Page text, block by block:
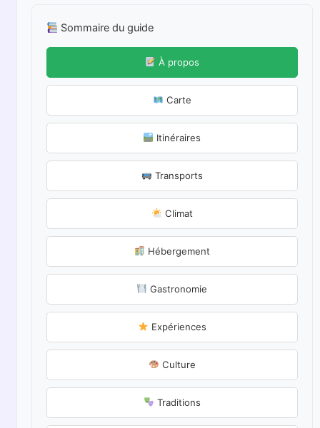
Sommaire du guide
À propos
Carte
Itinéraires
Transports
Climat
Hébergement
Gastronomie
Expériences
Culture
Traditions